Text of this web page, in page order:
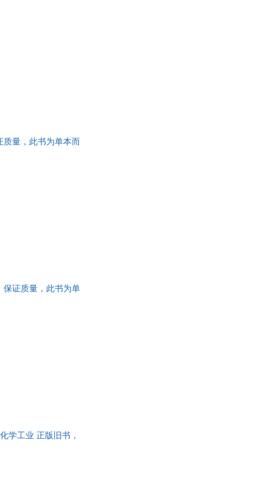
质量，此书为单本而
保证质量，此书为单
学工业 正版旧书，